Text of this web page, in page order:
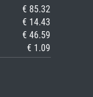
€ 85.32
€ 14.43
€ 46.59
€ 1.09